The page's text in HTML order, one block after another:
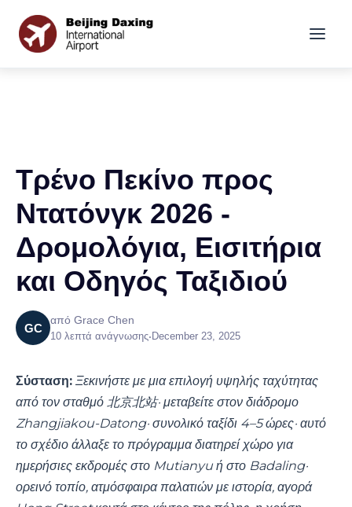
Τρένο Πεκίνο προς
Ντατόνγκ 2026 -
Δρομολόγια, Εισιτήρια
και Οδηγός Ταξιδιού
GC
από Grace Chen
10 λεπτά ανάγνωσης•December 23, 2025
Σύσταση: Ξεκινήστε με μια επιλογή υψηλής ταχύτητας
από τον σταθμό 北京北站· μεταβείτε στον διάδρομο
Zhangjiakou-Datong· συνολικό ταξίδι 4–5 ώρες· αυτό
το σχέδιο άλλαξε το πρόγραμμα διατηρεί χώρο για
ημερήσιες εκδρομές στο Mutianyu ή στο Badaling·
ορεινό τοπίο, ατμόσφαιρα παλατιών με ιστορία, αγορά